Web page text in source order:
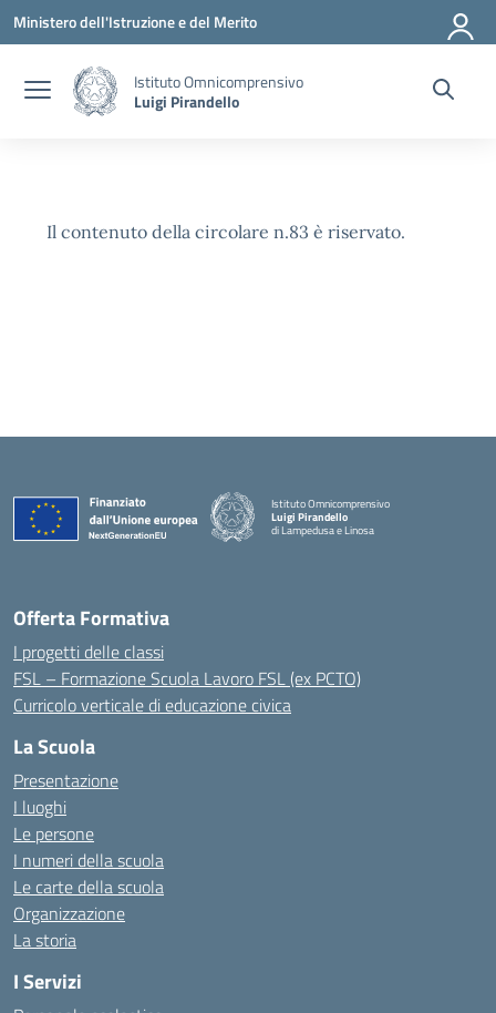
Vai ai contenuti
Vai al menu di navigazione
Vai al footer
Ministero dell'Istruzione e del Merito
Istituto Omnicomprensivo
Luigi Pirandello
Il contenuto della circolare n.83 è riservato.
Istituto Omnicomprensivo
Luigi Pirandello
di Lampedusa e Linosa
Offerta Formativa
I progetti delle classi
FSL – Formazione Scuola Lavoro FSL (ex PCTO)
Curricolo verticale di educazione civica
La Scuola
Presentazione
I luoghi
Le persone
I numeri della scuola
Le carte della scuola
Organizzazione
La storia
I Servizi